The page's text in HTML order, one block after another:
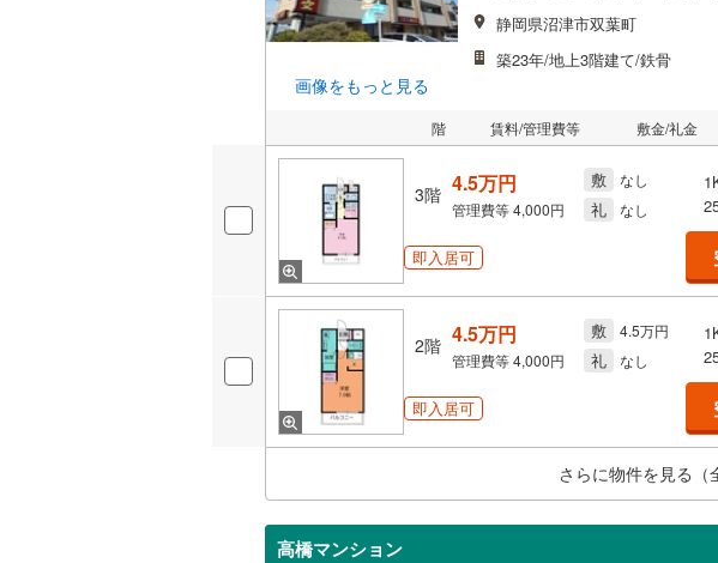
画像をもっと見る
静岡県沼津市双葉町
築23年/地上3階建て/鉄骨
階 賃料/管理費等 敷金/礼金
3階 4.5万円
管理費等4,000円
敷 なし
礼 なし
即入居可
2階 4.5万円
管理費等4,000円
敷 4.5万円
礼 なし
即入居可
さらに物件を見る（
高橋マンション